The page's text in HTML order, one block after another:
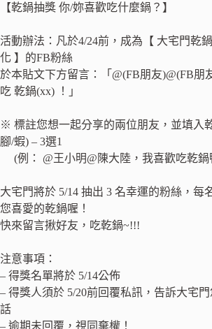
【乾鍋抽獎 你/妳喜歡吃什麼鍋？】
活動辦法：凡於4/24前，成為【 大宅門乾
化 】的FB粉絲
於本貼文下方留言：「@(FB朋友)@(FB朋
吃 乾鍋(xx) ！」
※ 標註您想一起分享的兩位朋友，並填入
腳/蝦) – 3選1
(例： @王小明@陳大陸，我喜歡吃乾鍋
大宅門將於 5/14 抽出 3 名幸運的粉絲，每
您喜愛的乾鍋喔！
快來留言揪好友，吃乾鍋~!!!
注意事項：
– 得獎名單將於 5/14公佈
– 得獎人須於 5/20前回覆私訊，告訴大宅
話
– 逾期未回覆，視同棄權！